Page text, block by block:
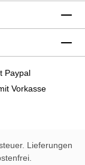
Lieferungen